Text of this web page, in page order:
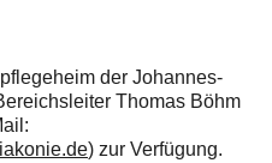
der Johannes-
Thomas Böhm
) zur Verfügung.